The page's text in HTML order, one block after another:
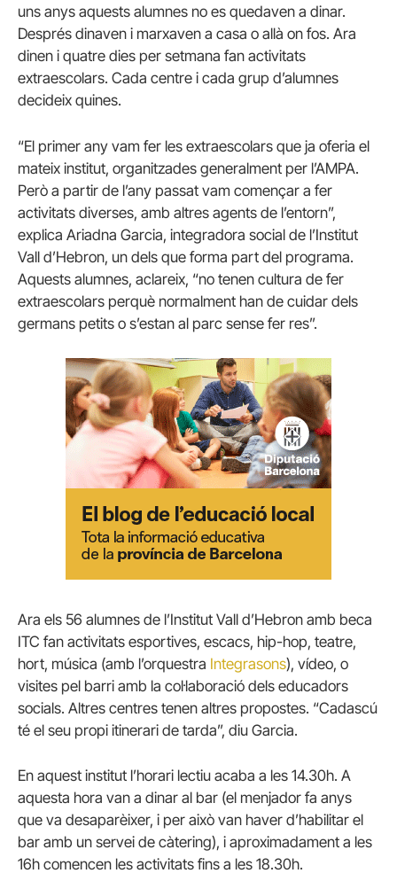
uns anys aquests alumnes no es quedaven a dinar.
Després dinaven i marxaven a casa o allà on fos. Ara
dinen i quatre dies per setmana fan activitats
extraescolars. Cada centre i cada grup d’alumnes
decideix quines.
“El primer any vam fer les extraescolars que ja oferia el
mateix institut, organitzades generalment per l’AMPA.
Però a partir de l’any passat vam començar a fer
activitats diverses, amb altres agents de l’entorn”,
explica Ariadna Garcia, integradora social de l’Institut
Vall d’Hebron, un dels que forma part del programa.
Aquests alumnes, aclareix, “no tenen cultura de fer
extraescolars perquè normalment han de cuidar dels
germans petits o s’estan al parc sense fer res”.
Ara els 56 alumnes de l’Institut Vall d’Hebron amb beca
ITC fan activitats esportives, escacs, hip-hop, teatre,
hort, música (amb l’orquestra Integrasons), vídeo, o
visites pel barri amb la col·laboració dels educadors
socials. Altres centres tenen altres propostes. “Cadascú
té el seu propi itinerari de tarda”, diu Garcia.
En aquest institut l’horari lectiu acaba a les 14.30h. A
aquesta hora van a dinar al bar (el menjador fa anys
que va desaparèixer, i per això van haver d’habilitar el
bar amb un servei de càtering), i aproximadament a les
16h comencen les activitats fins a les 18.30h.